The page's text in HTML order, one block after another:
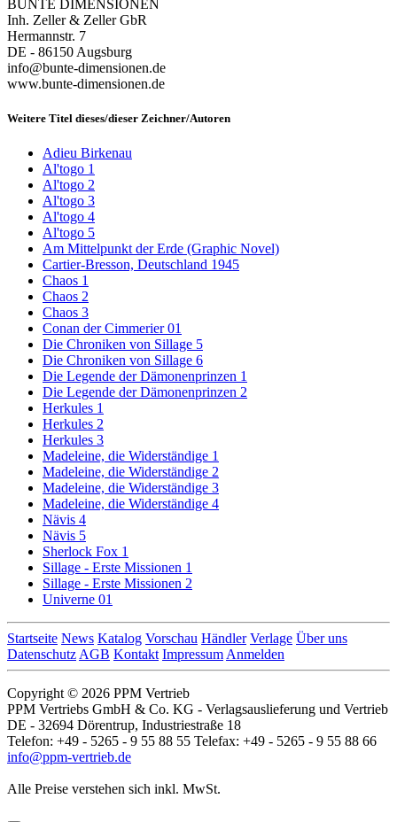
BUNTE DIMENSIONEN
Inh. Zeller & Zeller GbR
Hermannstr. 7
DE - 86150 Augsburg
info@bunte-dimensionen.de
www.bunte-dimensionen.de
Weitere Titel dieses/dieser Zeichner/Autoren
Adieu Birkenau
Al'togo 1
Al'togo 2
Al'togo 3
Al'togo 4
Al'togo 5
Am Mittelpunkt der Erde (Graphic Novel)
Cartier-Bresson, Deutschland 1945
Chaos 1
Chaos 2
Chaos 3
Conan der Cimmerier 01
Die Chroniken von Sillage 5
Die Chroniken von Sillage 6
Die Legende der Dämonenprinzen 1
Die Legende der Dämonenprinzen 2
Herkules 1
Herkules 2
Herkules 3
Madeleine, die Widerständige 1
Madeleine, die Widerständige 2
Madeleine, die Widerständige 3
Madeleine, die Widerständige 4
Nävis 4
Nävis 5
Sherlock Fox 1
Sillage - Erste Missionen 1
Sillage - Erste Missionen 2
Univerne 01
Startseite News Katalog Vorschau Händler Verlage Über uns
Datenschutz AGB Kontakt Impressum Anmelden
Copyright © 2026 PPM Vertrieb
PPM Vertriebs GmbH & Co. KG - Verlagsauslieferung und Vertrieb
DE - 32694 Dörentrup, Industriestraße 18
Telefon: +49 - 5265 - 9 55 88 55 Telefax: +49 - 5265 - 9 55 88 66
info@ppm-vertrieb.de
Alle Preise verstehen sich inkl. MwSt.